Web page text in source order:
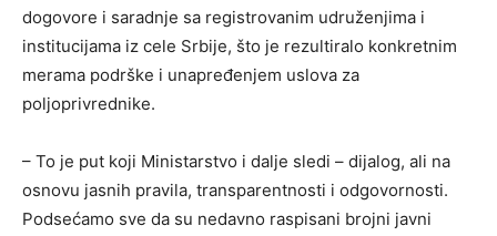
dogovore i saradnje sa registrovanim udruženjima i
institucijama iz cele Srbije, što je rezultiralo konkretnim
merama podrške i unapređenjem uslova za
poljoprivrednike.
– To je put koji Ministarstvo i dalje sledi – dijalog, ali na
osnovu jasnih pravila, transparentnosti i odgovornosti.
Podsećamo sve da su nedavno raspisani brojni javni